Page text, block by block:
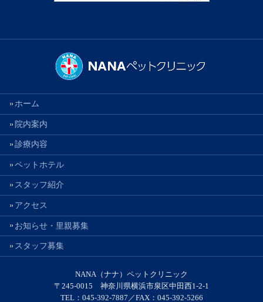
ホーム
院内案内
診療内容
ペットホテル
スタッフ紹介
アクセス
お知らせ・里親募集
スタッフ募集
NANA（ナナ）ペットクリニック
〒245-0015 神奈川県横浜市泉区中田西1-2-1
TEL：045-392-7887／FAX：045-392-5266